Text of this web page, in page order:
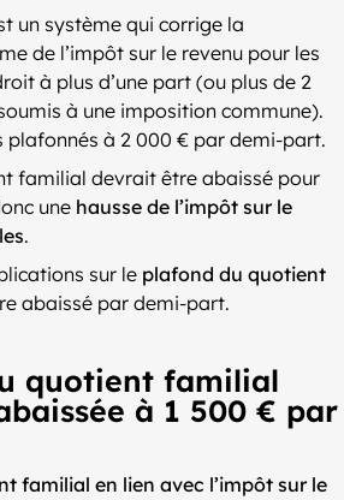
un système qui corrige la
de l’impôt sur le revenu pour les
à plus d’une part (ou plus de 2
à une imposition commune).
plafonnés à 2 000 € par demi-part.
familial devrait être abaissé pour
une hausse de l’impôt sur le
.
sur le plafond du quotient
abaissé par demi-part.
quotient familial
à 1 500 € par
familial en lien avec l’impôt sur le